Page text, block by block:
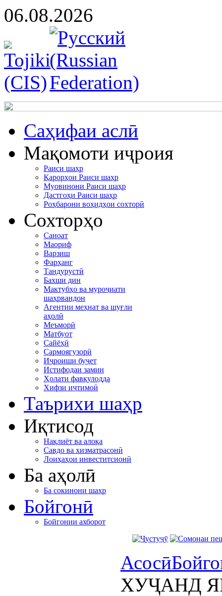
06.08.2026
Cаҳифаи аслӣ
Мақомоти иҷроия
Раиси шаҳр
Қарорҳои Раиси шаҳр
Муовинони Раиси шаҳр
Дастгоҳи Раиси шаҳр
Роҳбарони воҳидҳои сохторӣ
Сохторҳо
Саноат
Маориф
Варзиш
Фарҳанг
Тандурустӣ
Бахши дин
Мактубҳо ва муроҷиати
шаҳрвандон
Агентии меҳнат ва шуғли
аҳолӣ
Меъморӣ
Матбуот
Сайёҳӣ
Сармоягузорӣ
Иҷроиши буҷет
Истифодаи замин
Ҳолати фавқулодда
Хифзи иҷтимоӣ
Таърихи шаҳр
Иқтисод
Нақлиёт ва алоқа
Савдо ва хизматрасонӣ
Лоиҳаҳои инвеститсионӣ
Ба аҳолӣ
Ба сокинони шаҳр
Бойгонӣ
Бойгонии ахборот
Асосӣ
ХУҶАНД